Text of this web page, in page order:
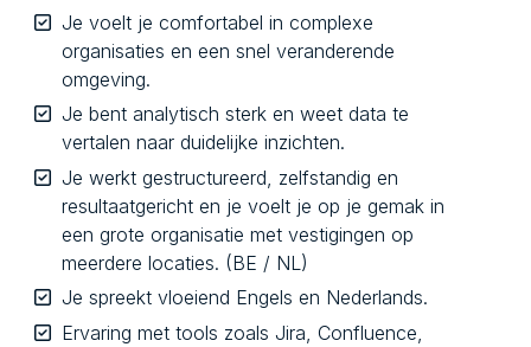
Je voelt je comfortabel in complexe
organisaties en een snel veranderende
omgeving.
Je bent analytisch sterk en weet data te
vertalen naar duidelijke inzichten.
Je werkt gestructureerd, zelfstandig en
resultaatgericht en je voelt je op je gemak in
een grote organisatie met vestigingen op
meerdere locaties. (BE / NL)
Je spreekt vloeiend Engels en Nederlands.
Ervaring met tools zoals Jira, Confluence,